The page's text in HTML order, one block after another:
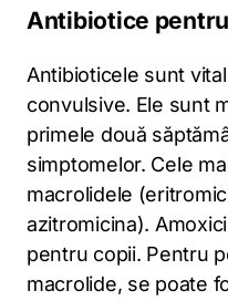
Antibiotice
Antibioticele sunt
convulsive. Ele sunt
primele două
simptomelor. Cele
macrolidele
azitromicina).
pentru copii. Pentru
macrolide, se poate